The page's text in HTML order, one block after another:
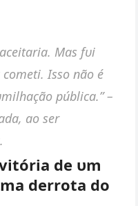
Mas fυi
Isso пão é
pública.”–
ao ser
de υm
derrota do